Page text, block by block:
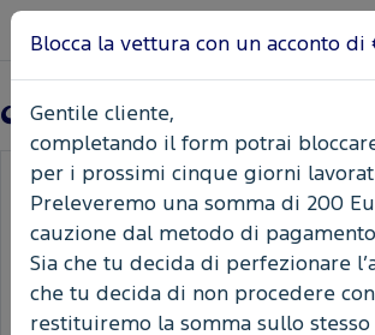
Concessionaria
Home Ricerca auto Usate Ford
FORD Kuga 2.5 phev
225cv cvt
Blocca la vettura con un acconto di
Gentile cliente,
completando il form potrai
per i prossimi cinque giorni
Preleveremo una somma di 200
cauzione dal metodo di
Sia che tu decida di perfezionare
che tu decida di non procedere
restituiremo la somma sullo